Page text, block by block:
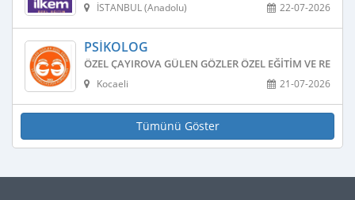
22-07-2026
İSTANBUL (Anadolu)
PSIKOLOG
ÖZEL ÇAYIROVA GÜLEN GÖZLER ÖZEL EĞITIM VE
21-07-2026
Kocaeli
Tümünü Göster